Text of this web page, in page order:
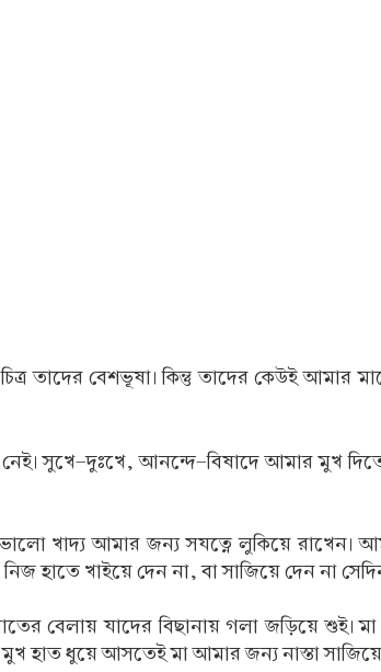
তাদের বেশভূষা। কিন্তু তাদের কেউই
সুখে-দুঃখে, আনন্দে-বিষাদে আমার মুখ
খাদ্য আমার জন্য সযত্নে লুকিয়ে রাখেন।
হাতে খাইয়ে দেন না, বা সাজিয়ে দেন না
বেলায় যাদের বিছানায় গলা জড়িয়ে
হাত ধুয়ে আসতেই মা আমার জন্য নাস্তা